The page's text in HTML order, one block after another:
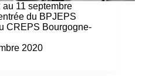
11 septembre
du BPJEPS
CREPS Bourgogne-
2020